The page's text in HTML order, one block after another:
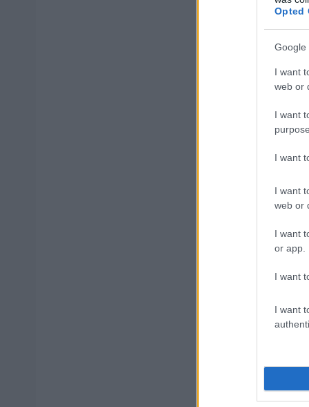
Opted
Google
I want
web or
I want
I want
I want
web or
I want
or app.
I want
I want
ανέμενε την
μπορέσει να
ανάγκες της
Ακολουθούν
ΑΣΕΠ:
μέρες
Μάθε